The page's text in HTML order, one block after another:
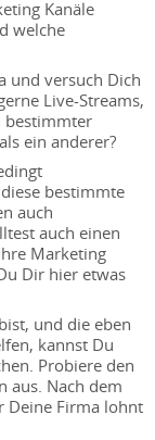
Kanäle
welche
und versuch Dich
Live-Streams,
bestimmter
ein anderer?
bestimmte
auch
auch einen
Marketing
Dir hier etwas
und die eben
kannst Du
Probiere den
aus. Nach dem
Deine Firma lohnt